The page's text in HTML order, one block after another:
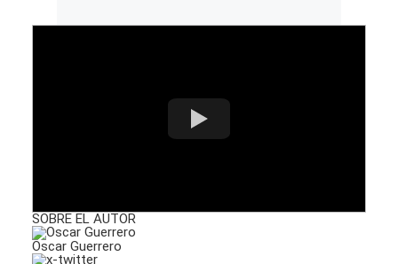
SOBRE EL AUTOR
Oscar Guerrero